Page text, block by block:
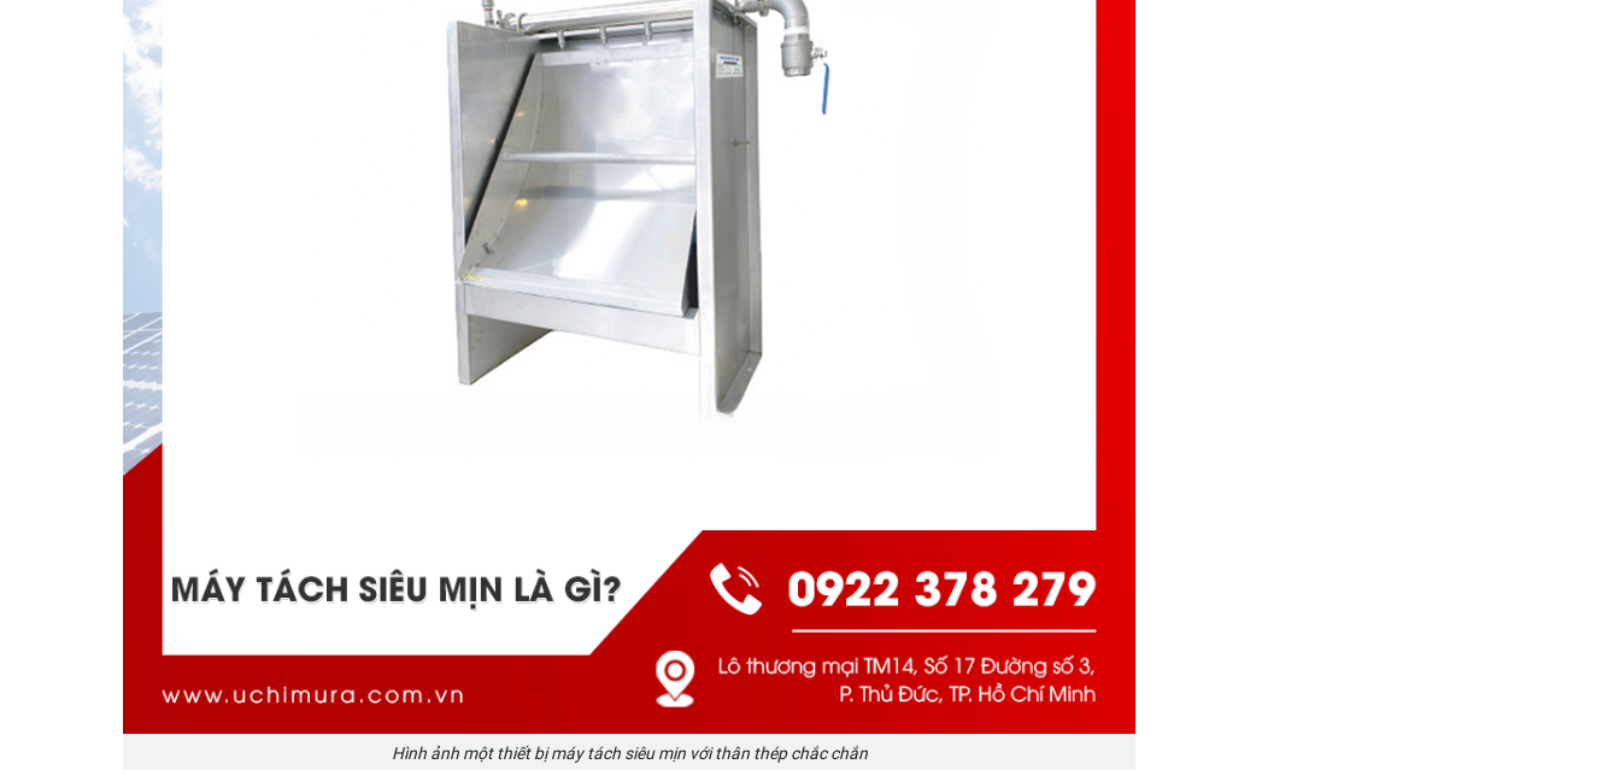
Hình ảnh một thiết bị máy tách siêu mịn với thân thép chắc chắn